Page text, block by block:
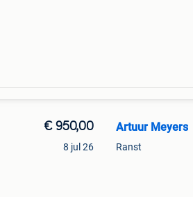
€ 950,00
8 jul 26
Artuur Meyers
Ranst